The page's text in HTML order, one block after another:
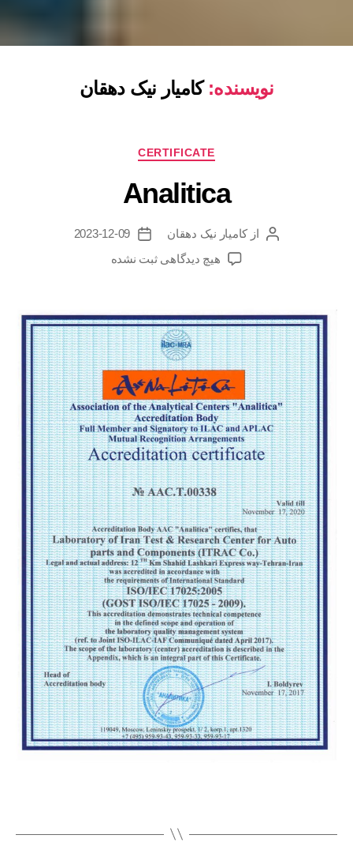
نویسنده: کامیار نیک دهقان
CERTIFICATE
Analitica
از کامیار نیک دهقان
2023-12-09
هیچ دیدگاهیثبت نشده